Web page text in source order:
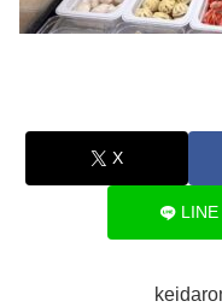
X
LINE